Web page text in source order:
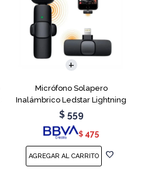
Micrófono Solapero
Inalámbrico Ledstar Lightning
$ 559
$ 475